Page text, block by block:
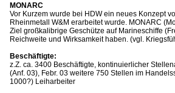
MONARC
Vor Kurzem wurde bei HDW ein neues Konzept
Rheinmetall W&M erarbeitet wurde. MONARC
Ziel großkalibrige Geschütze auf Marineschiffe
Reichweite und Wirksamkeit haben. (vgl.
Beschäftigte:
z.Z. ca. 3400 Beschäftigte, kontinuierlicher
(Anf. 03), Febr. 03 weitere 750 Stellen im
1000?) Leiharbeiter